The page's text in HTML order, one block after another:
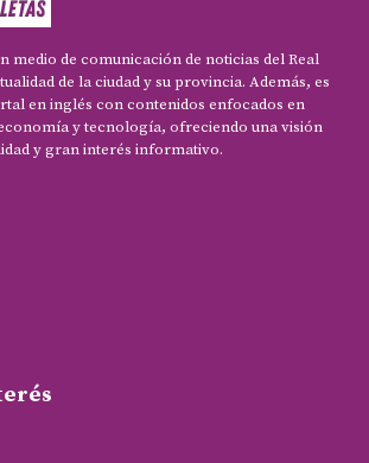
medio de comunicación de noticias del Real
de la ciudad y su provincia. Además, es
en inglés con contenidos enfocados en
y tecnología, ofreciendo una visión
y gran interés informativo.